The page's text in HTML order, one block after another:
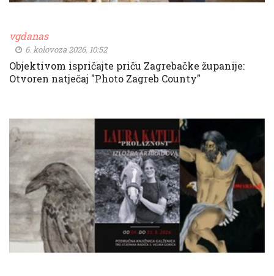
vgdanas
6. kolovoza 2026. 10:52
Objektivom ispričajte priču Zagrebačke županije:
Otvoren natječaj "Photo Zagreb County"